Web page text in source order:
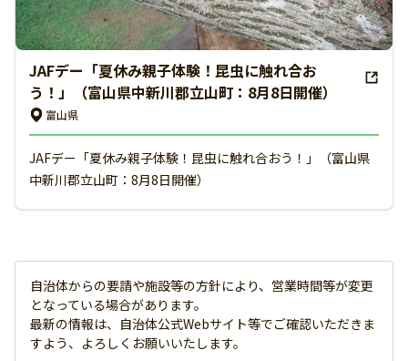
JAFデー「夏休み親子体験！昆虫に触れ合お
う！」（富山県中新川郡立山町：8月8日開催）
富山県
JAFデー「夏休み親子体験！昆虫に触れ合おう！」（富山県
中新川郡立山町：8月8日開催）
自治体からの要請や施設等の方針により、営業時間等が変更
となっている場合があります。
最新の情報は、自治体公式Webサイト等でご確認いただきま
すよう、よろしくお願いいたします。